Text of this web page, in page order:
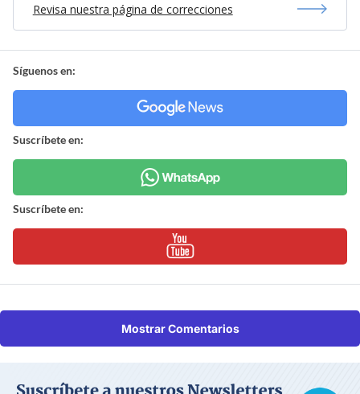
Revisa nuestra página de correcciones
Síguenos en:
Suscríbete en:
Suscríbete en:
Mostrar Comentarios